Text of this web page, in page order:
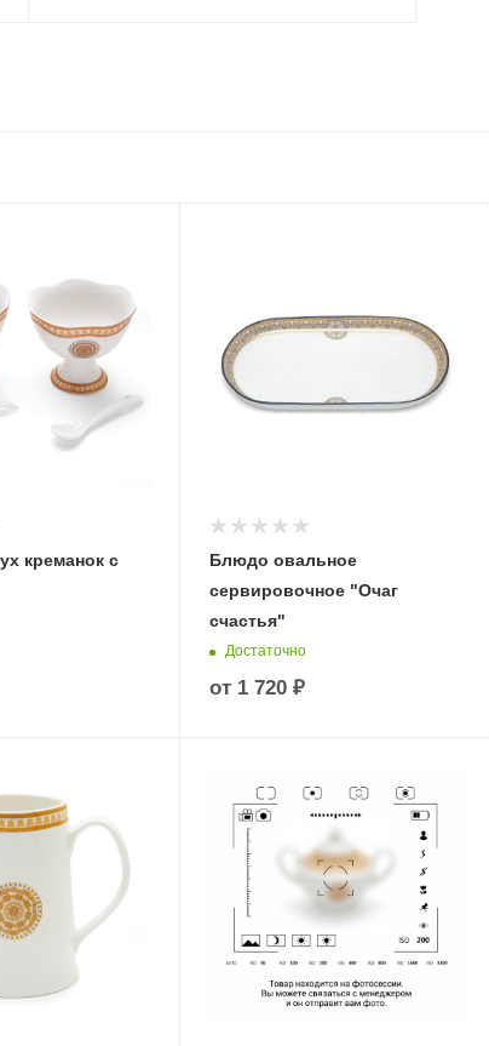
креманок с
Блюдо овальное
сервировочное "Очаг
счастья"
Достаточно
от 1 720 ₽